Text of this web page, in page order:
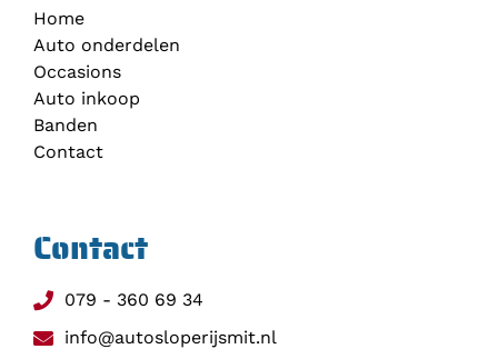
Home
Auto onderdelen
Occasions
Auto inkoop
Banden
Contact
Contact
079 - 360 69 34
info@autosloperijsmit.nl